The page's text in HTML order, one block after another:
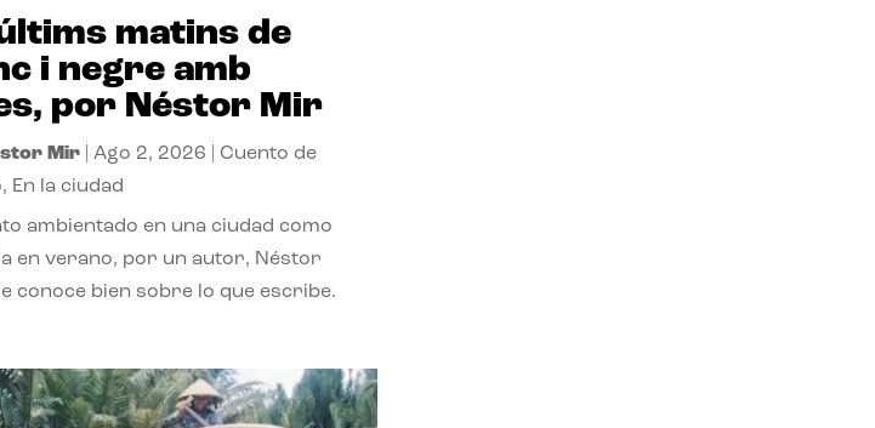
matins de
i negre amb
por Néstor Mir
Mir| Ago 2, 2026
Cuento de
, En la ciudad
ambientado en una ciudad como
en verano, por un autor, Néstor
conoce bien sobre lo que escribe.